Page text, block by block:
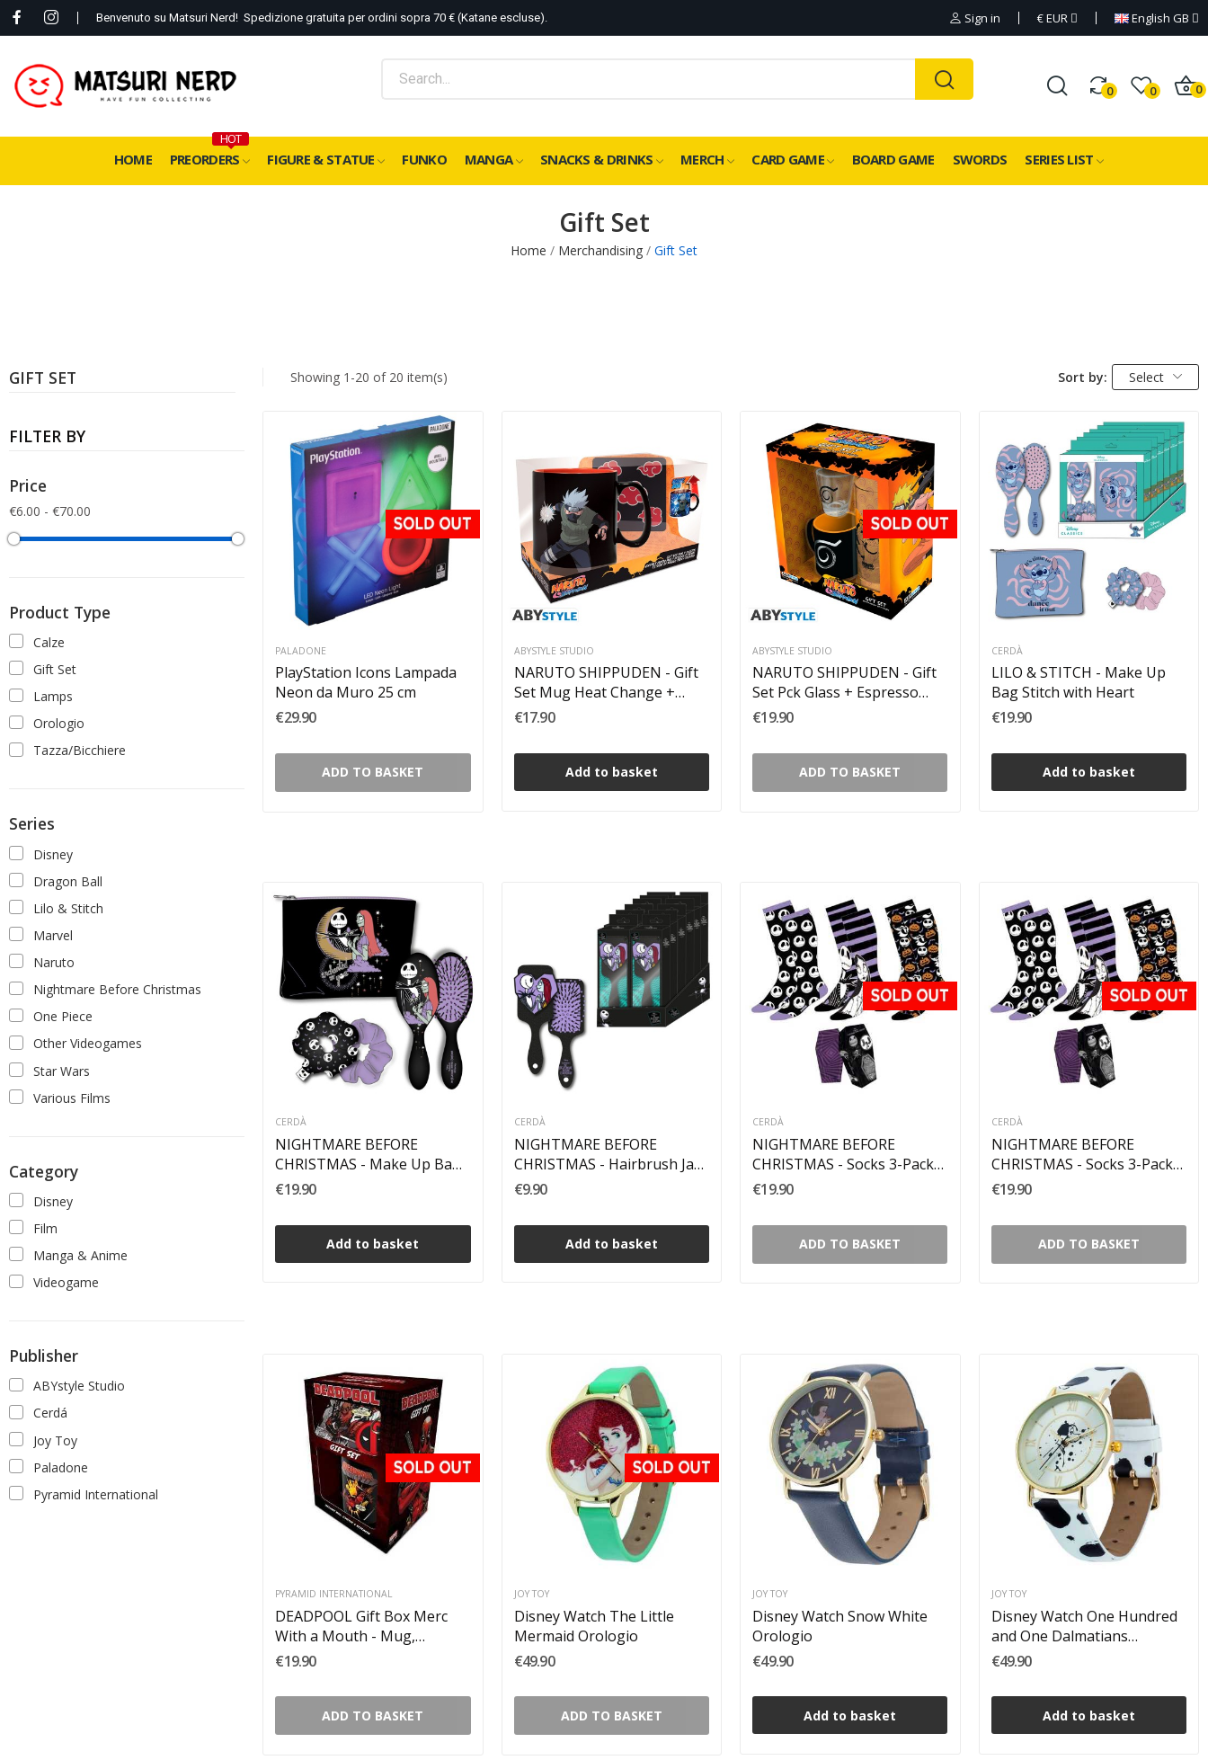
Benvenuto su Matsuri Nerd! Spedizione gratuita per ordini sopra 70 € (Katane escluse). Sign in €EUR English GB
0 0 0
HOME PREORDERS
HOT
FIGURE & STATUE FUNKO MANGA SNACKS & DRINKS MERCH CARD GAME BOARD GAME SWORDS SERIES LIST
Gift Set
Home Merchandising Gift Set
GIFT SET
FILTER BY
Price
€6.00 - €70.00
Product Type
Calze
Gift Set
Lamps
Orologio
Tazza/Bicchiere
Series
Disney
Dragon Ball
Lilo & Stitch
Marvel
Naruto
Nightmare Before Christmas
One Piece
Other Videogames
Star Wars
Various Films
Category
Disney
Film
Manga & Anime
Videogame
Publisher
ABYstyle Studio
Cerdá
Joy Toy
Paladone
Pyramid International
Showing 1-20 of 20 item(s) Sort by: Select
PALADONE
PlayStation Icons Lampada
Neon da Muro 25 cm
€29.90
ADD TO BASKET
ABYSTYLE STUDIO
NARUTO SHIPPUDEN - Gift
Set Mug Heat Change +
Coaster Akatsuki
€17.90
Add to basket
ABYSTYLE STUDIO
NARUTO SHIPPUDEN - Gift
Set Pck Glass + Espresso
Mug
€19.90
ADD TO BASKET
CERDÀ
LILO & STITCH - Make Up
Bag Stitch with Heart
€19.90
Add to basket
CERDÀ
NIGHTMARE BEFORE
CHRISTMAS - Make Up Bag
Jack & Sally
€19.90
Add to basket
CERDÀ
NIGHTMARE BEFORE
CHRISTMAS - Hairbrush Jack
& Sally
€9.90
Add to basket
CERDÀ
NIGHTMARE BEFORE
CHRISTMAS - Socks 3-Pack
Icons 40 - 46
€19.90
ADD TO BASKET
CERDÀ
NIGHTMARE BEFORE
CHRISTMAS - Socks 3-Pack
Icons 35 - 41
€19.90
ADD TO BASKET
PYRAMID INTERNATIONAL
DEADPOOL Gift Box Merc
With a Mouth - Mug,
Keychain, Coaster
€19.90
ADD TO BASKET
JOY TOY
Disney Watch The Little
Mermaid Orologio
€49.90
ADD TO BASKET
JOY TOY
Disney Watch Snow White
Orologio
€49.90
Add to basket
JOY TOY
Disney Watch One Hundred
and One Dalmatians
Orologio
€49.90
Add to basket